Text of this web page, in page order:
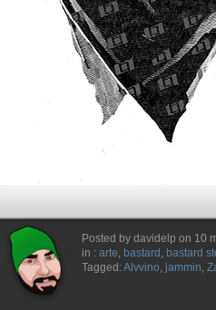
Posted by davidelp on 10
in : arte, bastard , bastard
Tagged: Alvvino, jammin,